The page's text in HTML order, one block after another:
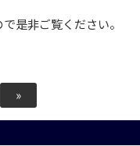
是非ご覧ください。
»